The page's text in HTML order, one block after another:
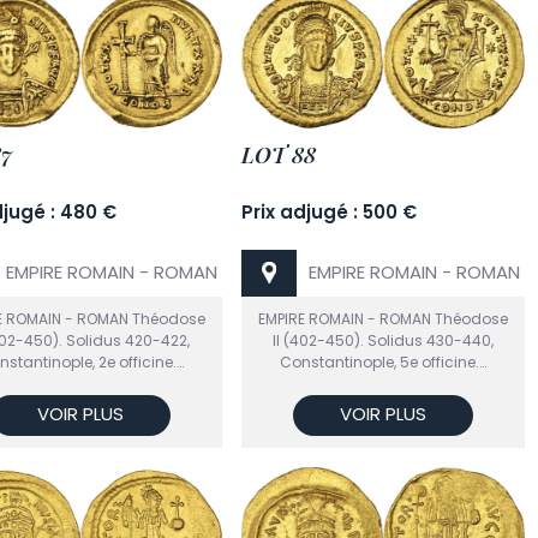
: 480 €
EMPIRE ROMAIN - ROMAN
ROMAIN - ROMAN Théodose
450). Solidus 420-422,
2e officine.…
VOIR PLUS
LOT 88
Prix adjugé : 500 €
EMPIRE ROMAIN - ROMAN
EMPIRE ROMAIN - ROMAN Théodose
II (402-450). Solidus 430-440,
Constantinople, 5e officine.…
VOIR PLUS